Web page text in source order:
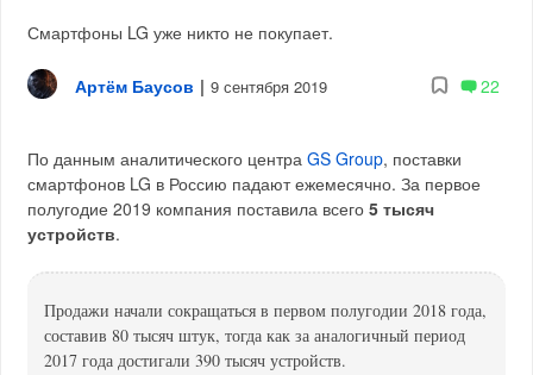
Смартфоны LG уже никто не покупает.
Артём Баусов | 9 сентября 2019 22
По данным аналитического центраGS Group, поставки
смартфонов LG в Россию падают ежемесячно. За первое
полугодие 2019 компания поставила всего5 тысяч
устройств.
Продажи начали сокращаться в первом полугодии 2018 года,
составив 80 тысяч штук, тогда как за аналогичный период
2017 года достигали 390 тысяч устройств.